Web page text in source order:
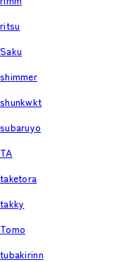
ritsu
Saku
shimmer
shunkwkt
subaruyo
TA
taketora
takky
Tomo
tubakirinn